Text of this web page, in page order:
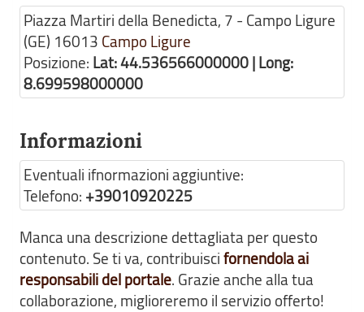
Piazza Martiri della Benedicta, 7 - Campo Ligure
(GE) 16013 Campo Ligure
Posizione: Lat: 44.536566000000 | Long:
8.699598000000
Informazioni
Eventuali ifnormazioni aggiuntive:
Telefono: +39010920225
Manca una descrizione dettagliata per questo
contenuto. Se ti va, contribuiscifornendola ai
responsabili del portale. Grazie anche alla tua
collaborazione, miglioreremo il servizio offerto!